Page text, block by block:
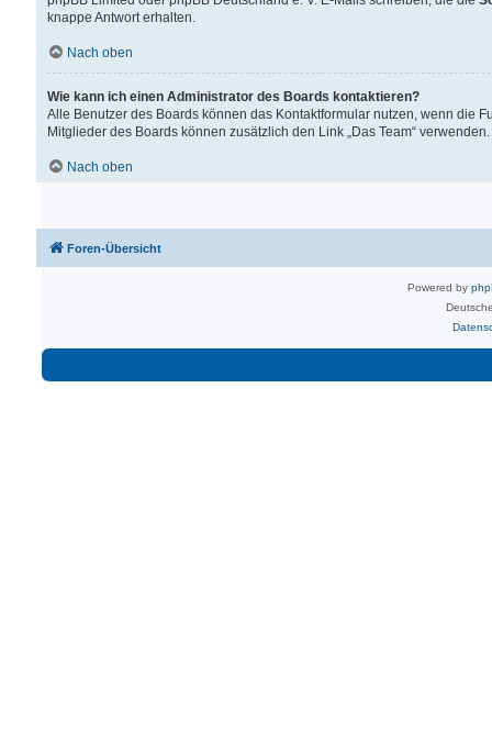
knappe Antwort erhalten.
Nach oben
Wie kann ich einen Administrator des Boards kontaktieren?
Alle Benutzer des Boards können das Kontaktformular nutzen, wenn die
Mitglieder des Boards können zusätzlich den Link „Das Team“ verwenden.
Nach oben
Foren-Übersicht
Powered by